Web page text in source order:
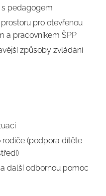
s pedagogem
pro otevřenou
a pracovníkem ŠPP
způsoby zvládání
(podpora dítěte
další odbornou pomoc